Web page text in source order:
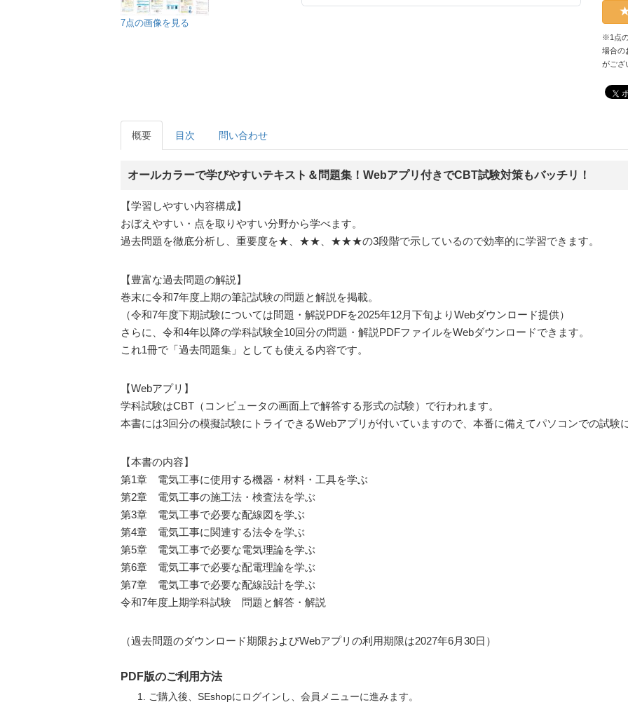
7点の画像を見る
※1点
場合の
がござ
概要 目次 問い合わせ
オールカラーで学びやすいテキスト＆問題集！Webアプリ付きでCBT試験対策もバッチリ！
【学習しやすい内容構成】
おぼえやすい・点を取りやすい分野から学べます。
過去問題を徹底分析し、重要度を★、★★、★★★の3段階で示しているので効率的に学習できます。
【豊富な過去問題の解説】
巻末に令和7年度上期の筆記試験の問題と解説を掲載。
（令和7年度下期試験については問題・解説PDFを2025年12月下旬よりWebダウンロード提供）
さらに、令和4年以降の学科試験全10回分の問題・解説PDFファイルをWebダウンロードできます。
これ1冊で「過去問題集」としても使える内容です。
【Webアプリ】
学科試験はCBT（コンピュータの画面上で解答する形式の試験）で行われます。
本書には3回分の模擬試験にトライできるWebアプリが付いていますので、本番に備えてパソコンでの試験
【本書の内容】
第1章 電気工事に使用する機器・材料・工具を学ぶ
第2章 電気工事の施工法・検査法を学ぶ
第3章 電気工事で必要な配線図を学ぶ
第4章 電気工事に関連する法令を学ぶ
第5章 電気工事で必要な電気理論を学ぶ
第6章 電気工事で必要な配電理論を学ぶ
第7章 電気工事で必要な配線設計を学ぶ
令和7年度上期学科試験 問題と解答・解説
（過去問題のダウンロード期限およびWebアプリの利用期限は2027年6月30日）
PDF版のご利用方法
ご購入後、SEshopにログインし、会員メニューに進みます。